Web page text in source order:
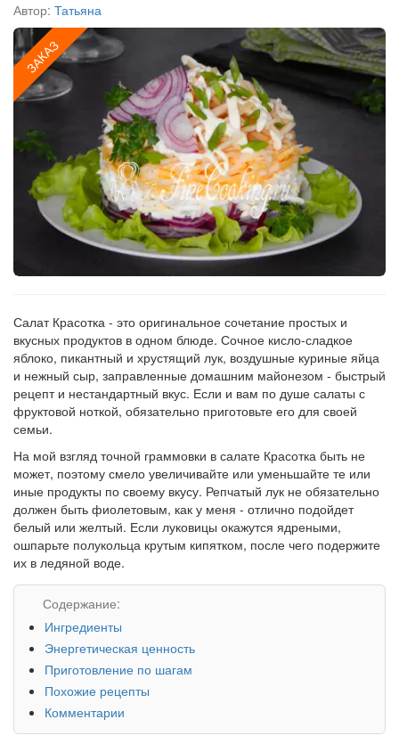
Автор: Татьяна
ЗАКАЗ
заказу
Салат Красотка - это оригинальное сочетание простых и
вкусных продуктов в одном блюде. Сочное кисло-сладкое
яблоко, пикантный и хрустящий лук, воздушные куриные яйца
и нежный сыр, заправленные домашним майонезом - быстрый
рецепт и нестандартный вкус. Если и вам по душе салаты с
фруктовой ноткой, обязательно приготовьте его для своей
семьи.
На мой взгляд точной граммовки в салате Красотка быть не
может, поэтому смело увеличивайте или уменьшайте те или
иные продукты по своему вкусу. Репчатый лук не обязательно
должен быть фиолетовым, как у меня - отлично подойдет
белый или желтый. Если луковицы окажутся ядреными,
ошпарьте полукольца крутым кипятком, после чего подержите
их в ледяной воде.
Содержание:
Ингредиенты
Энергетическая ценность
Приготовление по шагам
Похожие рецепты
Комментарии